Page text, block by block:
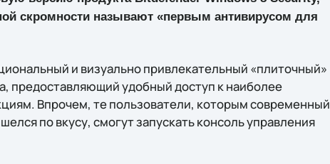
скромности называют «первым антивирусом для
и визуально привлекательный «плиточный»
предоставляющий удобный доступ к наиболее
Впрочем, те пользователи, которым современный
по вкусу, смогут запускать консоль управления